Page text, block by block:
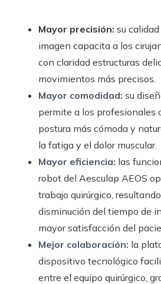
Mayor precisión: su
imagen capacita a los
con claridad estructuras
movimientos más precisos.
Mayor comodidad: su
permite a los profesionales
postura más cómoda y
la fatiga y el dolor muscular.
Mayor eficiencia: las
robot del Aesculap AEOS
trabajo quirúrgico,
disminución del tiempo de
mayor satisfacción del
Mejor colaboración: la
dispositivo tecnológico
entre el equipo quirúrgico,